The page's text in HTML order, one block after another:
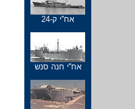
אח''י ק-24
אח''י חנה סנש